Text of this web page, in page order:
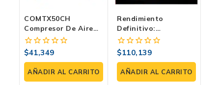
COMTX50CH
Compresor De Aire
Industrial: Potencia Y
Rendimiento Para Su
Negocio
0
fuera
de
5
$41,349
AÑADIR AL CARRITO
Rendimiento
Definitivo:
Compresor De
Tornillo MSC-10S
Milwaukee Para La
Industria
0
fuera
de
5
$110,139
AÑADIR AL CARRITO